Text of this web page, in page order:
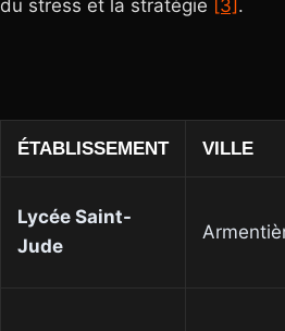
du stress et la stratégie [3] .
ÉTABLISSEMENT VILLE
Lycée Saint-
Jude